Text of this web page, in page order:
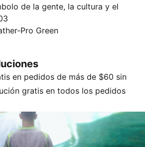
de la gente, la cultura y el
Por eso, el jersey third 25/26 es
de Mánchester, diseñado para
City en el corazón, llueva o
Y VENTAJAS
de alta tecnología
dryCELL que absorbe el
mantenerte seco y cómodo
Hecho con material 100 %
Pro Green
en pedidos de más de $60 sin
gratis en todos los pedidos